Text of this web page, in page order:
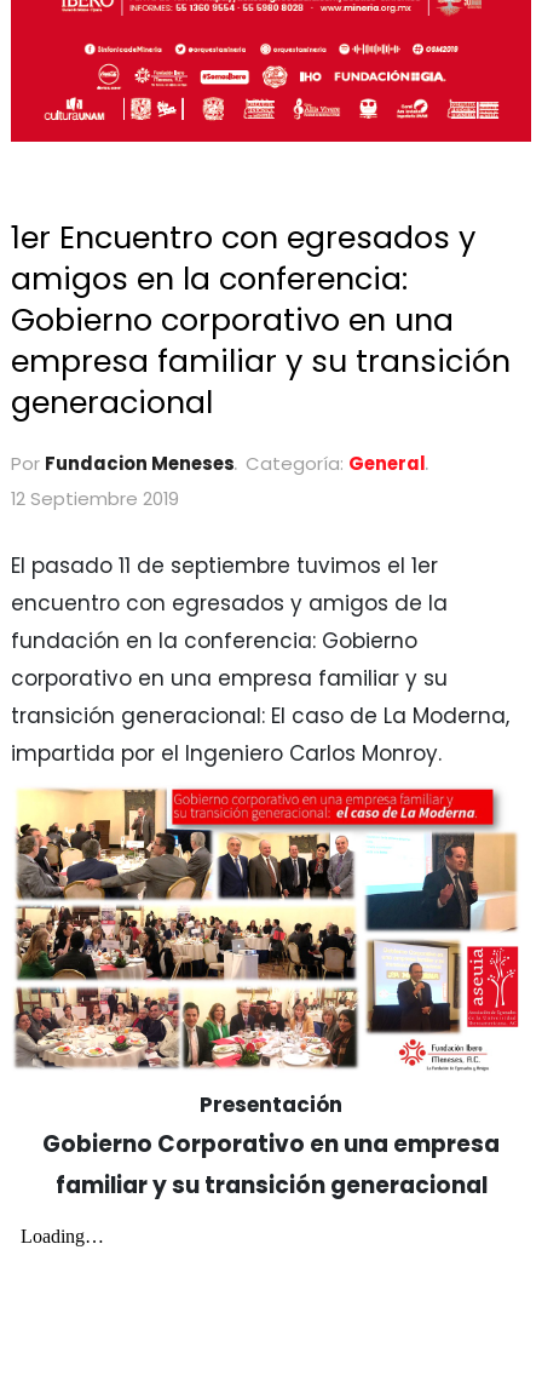
1er Encuentro con egresados y
amigos en la conferencia:
Gobierno corporativo en una
empresa familiar y su transición
generacional
Por Fundacion Meneses Categoría: General
12 Septiembre 2019
El pasado 11 de septiembre tuvimos el 1er
encuentro con egresados y amigos de la
fundación en la conferencia: Gobierno
corporativo en una empresa familiar y su
transición generacional: El caso de La Moderna,
impartida por el Ingeniero Carlos Monroy.
Presentación
Gobierno Corporativo en una empresa
familiar y su transición generacional